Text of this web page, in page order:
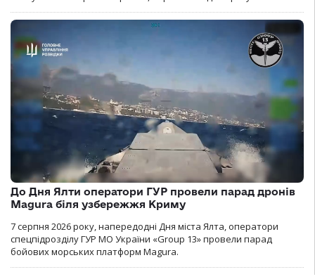
До Дня Ялти оператори ГУР провели парад дронів
Magura біля узбережжя Криму
7 серпня 2026 року, напередодні Дня міста Ялта, оператори
спецпідрозділу ГУР МО України «Group 13» провели парад
бойових морських платформ Magura.